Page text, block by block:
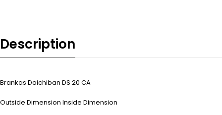
Description
Brankas Daichiban DS 20 CA
Outside Dimension Inside Dimension